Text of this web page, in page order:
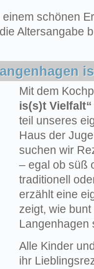
schönen
Altersangabe
Mit dem
is(s)t Vielfalt“
teil unseres
Haus der
suchen wir
– egal ob süß
traditionell
erzählt eine
zeigt, wie
Langenhagen
Alle Kinder
ihr